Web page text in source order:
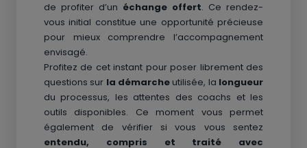
de profiter d’un échange offert. Ce rendez-
vous initial constitue une opportunité précieuse
pour mieux comprendre l’accompagnement
envisagé.
Profitez de cet instant pour poser librement des
questions sur la démarche utilisée, la longueur
du processus, les attentes des coachs et les
outils disponibles. Ce moment vous permet
également de vérifier si vous vous sentez
entendu, compris et traité avec